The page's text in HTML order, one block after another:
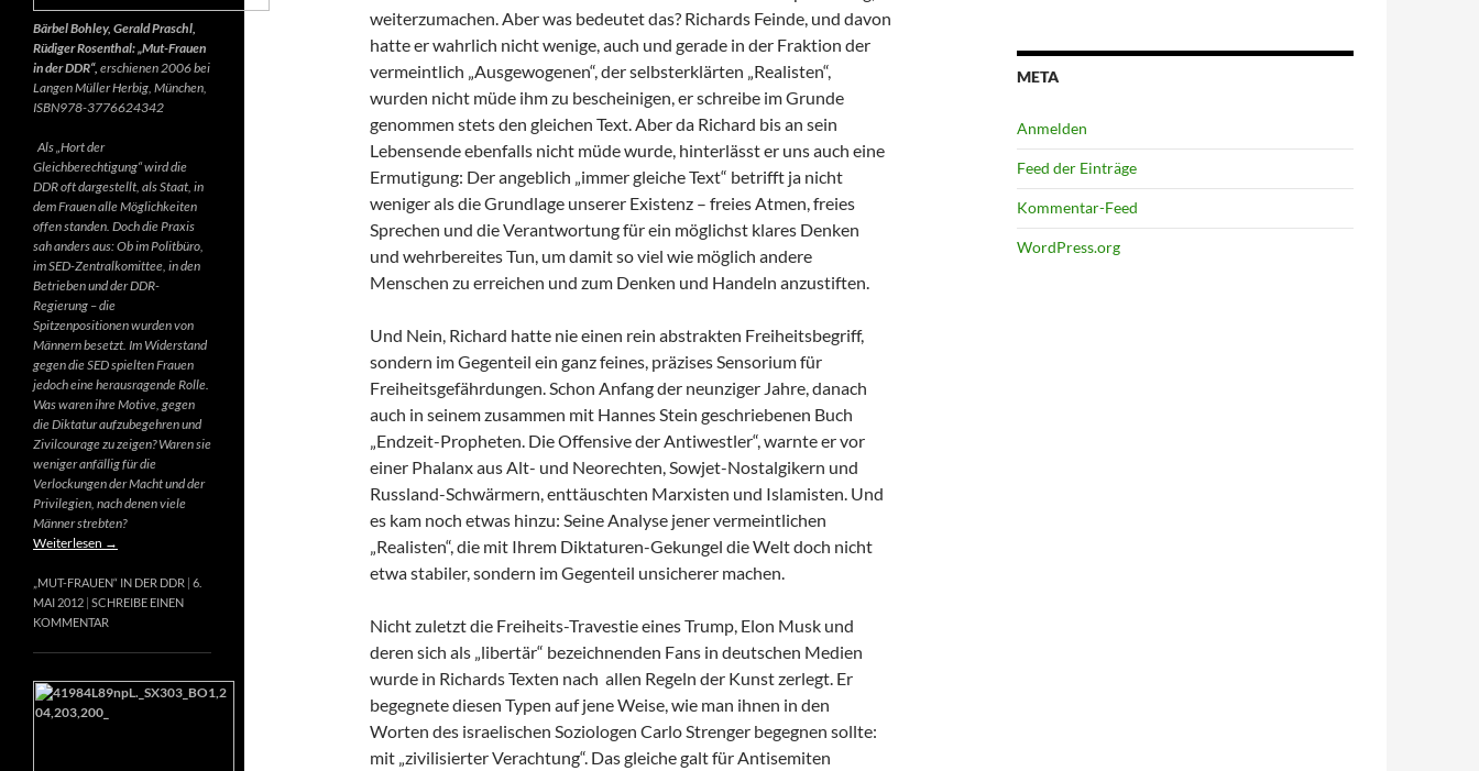
weiterzumachen. Aber was bedeutet das? Richards Feinde, und davon
hatte er wahrlich nicht wenige, auch und gerade in der Fraktion der
vermeintlich „Ausgewogenen“, der selbsterklärten „Realisten“,
wurden nicht müde ihm zu bescheinigen, er schreibe im Grunde
genommen stets den gleichen Text. Aber da Richard bis an sein
Lebensende ebenfalls nicht müde wurde, hinterlässt er uns auch eine
Ermutigung: Der angeblich „immer gleiche Text“ betrifft ja nicht
weniger als die Grundlage unserer Existenz – freies Atmen, freies
Sprechen und die Verantwortung für ein möglichst klares Denken
und wehrbereites Tun, um damit so viel wie möglich andere
Menschen zu erreichen und zum Denken und Handeln anzustiften.
Und Nein, Richard hatte nie einen rein abstrakten Freiheitsbegriff,
sondern im Gegenteil ein ganz feines, präzises Sensorium für
Freiheitsgefährdungen. Schon Anfang der neunziger Jahre, danach
auch in seinem zusammen mit Hannes Stein geschriebenen Buch
„Endzeit-Propheten. Die Offensive der Antiwestler“, warnte er vor
einer Phalanx aus Alt- und Neorechten, Sowjet-Nostalgikern und
Russland-Schwärmern, enttäuschten Marxisten und Islamisten. Und
es kam noch etwas hinzu: Seine Analyse jener vermeintlichen
„Realisten“, die mit Ihrem Diktaturen-Gekungel die Welt doch nicht
etwa stabiler, sondern im Gegenteil unsicherer machen.
Nicht zuletzt die Freiheits-Travestie eines Trump, Elon Musk und
deren sich als „libertär“ bezeichnenden Fans in deutschen Medien
wurde in Richards Texten nach allen Regeln der Kunst zerlegt. Er
begegnete diesen Typen auf jene Weise, wie man ihnen in den
Worten des israelischen Soziologen Carlo Strenger begegnen sollte:
mit „zivilisierter Verachtung“. Das gleiche galt für Antisemiten
META
Anmelden
Feed der Einträge
Kommentar-Feed
WordPress.org
Bärbel Bohley, Gerald Praschl,
Rüdiger Rosenthal: „Mut-Frauen
in der DDR“, erschienen 2006 bei
Langen Müller Herbig, München,
ISBN978-3776624342
Als „Hort der
Gleichberechtigung“ wird die
DDR oft dargestellt, als Staat, in
dem Frauen alle Möglichkeiten
offen standen. Doch die Praxis
sah anders aus: Ob im Politbüro,
im SED-Zentralkomittee, in den
Betrieben und der DDR-
Regierung – die
Spitzenpositionen wurden von
Männern besetzt. Im Widerstand
gegen die SED spielten Frauen
jedoch eine herausragende Rolle.
Was waren ihre Motive, gegen
die Diktatur aufzubegehren und
Zivilcourage zu zeigen? Waren sie
weniger anfällig für die
Verlockungen der Macht und der
Privilegien, nach denen viele
Männer strebten?
Weiterlesen →
„MUT-FRAUEN“ IN DER DDR 6.
MAI 2012 SCHREIBE EINEN
KOMMENTAR